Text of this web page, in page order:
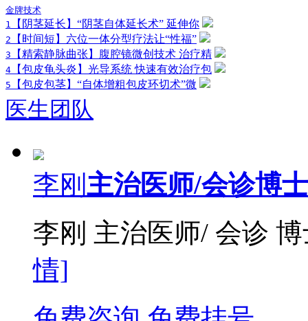
金牌技术
1
【阴茎延长】“阴茎自体延长术” 延伸你
2 【时间短】六位一体分型疗法让“性福”
3 【精索静脉曲张】腹腔镜微创技术 治疗精
4 【包皮龟头炎】光导系统 快速有效治疗包
5 【包皮包茎】“自体增粗包皮环切术”微
医生团队
李刚 主治医师/会诊博士
李刚 主治医师/ 会诊
情]